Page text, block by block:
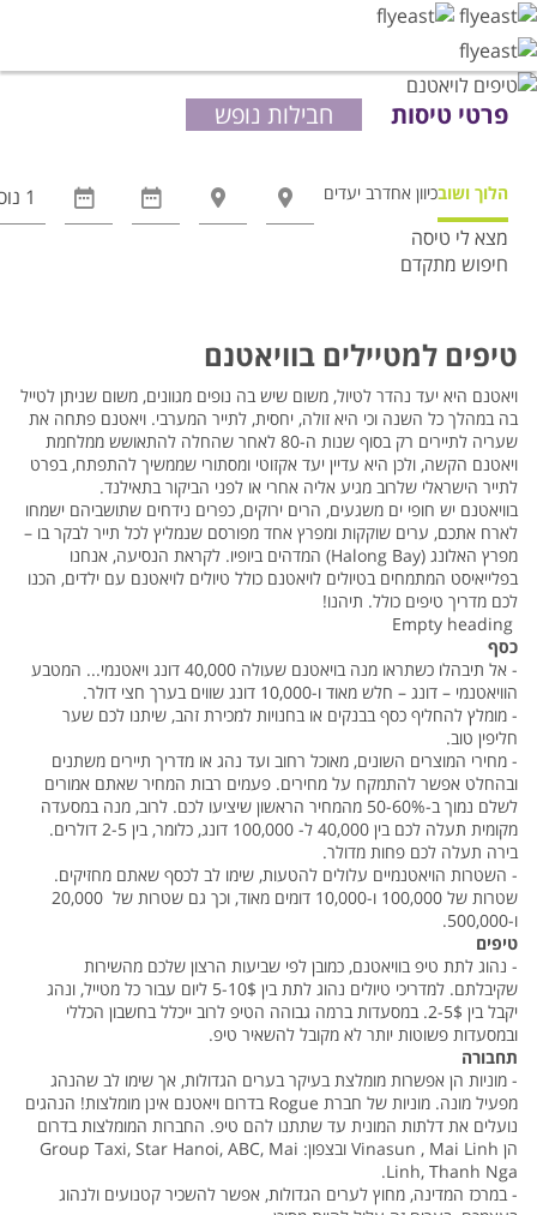
פרטי טיסות חבילות נופש
הלוך ושובכיוון אחדרב יעדים
מצא לי טיסה
חיפוש מתקדם
הנוספות
מוצגות
לפני
הכפתור
טיפים למטיילים בוויאטנם
ויאטנם היא יעד נהדר לטיול, משום שיש בה נופים מגוונים, משום שניתן לטייל
בה במהלך כל השנה וכי היא זולה, יחסית, לתייר המערבי. ויאטנם פתחה את
שעריה לתיירים רק בסוף שנות ה-80 לאחר שהחלה להתאושש ממלחמת
ויאטנם הקשה, ולכן היא עדיין יעד אקזוטי ומסתורי שממשיך להתפתח, בפרט
לתייר הישראלי שלרוב מגיע אליה אחרי או לפני הביקור בתאילנד.
בוויאטנם יש חופי ים משגעים, הרים ירוקים, כפרים נידחים שתושביהם ישמחו
לארח אתכם, ערים שוקקות ומפרץ אחד מפורסם שנמליץ לכל תייר לבקר בו –
מפרץ האלונג (Halong Bay) המדהים ביופיו. לקראת הנסיעה, אנחנו
בפלייאיסט המתמחים בטיולים לויאטנם כולל טיולים לויאטנם עם ילדים, הכנו
לכם מדריך טיפים כולל. תיהנו!
כסף
- אל תיבהלו כשתראו מנה בויאטנם שעולה 40,000 דונג ויאטנמי... המטבע
הוויאטנמי – דונג – חלש מאוד ו-10,000 דונג שווים בערך חצי דולר.
- מומלץ להחליף כסף בבנקים או בחנויות למכירת זהב, שיתנו לכם שער
חליפין טוב.
- מחירי המוצרים השונים, מאוכל רחוב ועד נהג או מדריך תיירים משתנים
ובהחלט אפשר להתמקח על מחירים. פעמים רבות המחיר שאתם אמורים
לשלם נמוך ב-50-60% מהמחיר הראשון שיציעו לכם. לרוב, מנה במסעדה
מקומית תעלה לכם בין 40,000 ל- 100,000 דונג, כלומר, בין 2-5 דולרים.
בירה תעלה לכם פחות מדולר.
- השטרות הויאטנמיים עלולים להטעות, שימו לב לכסף שאתם מחזיקים.
שטרות של 100,000 ו-10,000 דומים מאוד, וכך גם שטרות של 20,000
ו-500,000.
טיפים
- נהוג לתת טיפ בוויאטנם, כמובן לפי שביעות הרצון שלכם מהשירות
שקיבלתם. למדריכי טיולים נהוג לתת בין 5-10$ ליום עבור כל מטייל, ונהג
יקבל בין 2-5$. במסעדות ברמה גבוהה הטיפ לרוב ייכלל בחשבון הכללי
ובמסעדות פשוטות יותר לא מקובל להשאיר טיפ.
תחבורה
- מוניות הן אפשרות מומלצת בעיקר בערים הגדולות, אך שימו לב שהנהג
מפעיל מונה. מוניות של חברת Rogue בדרום ויאטנם אינן מומלצות! הנהגים
נועלים את דלתות המונית עד שתתנו להם טיפ. החברות המומלצות בדרום
הן Vinasun , Mai Linh ובצפון: Group Taxi, Star Hanoi, ABC, Mai
Linh, Thanh Nga.
- במרכז המדינה, מחוץ לערים הגדולות, אפשר להשכיר קטנועים ולנהוג